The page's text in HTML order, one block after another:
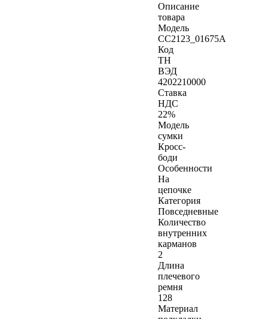
Описание
товара
Модель
CC2123_01675A
Код
ТН
ВЭД
4202210000
Ставка
НДС
22%
Модель
сумки
Кросс-
боди
Особенности
На
цепочке
Категория
Повседневные
Количество
внутренних
карманов
2
Длина
плечевого
ремня
128
Материал